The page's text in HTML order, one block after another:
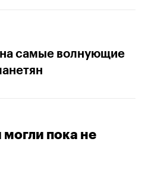
самые волнующие
пока не